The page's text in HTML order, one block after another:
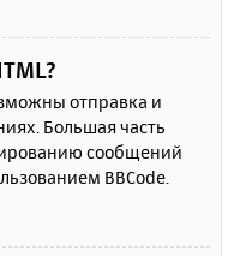
отправка и
Большая часть
сообщений
BBCode.